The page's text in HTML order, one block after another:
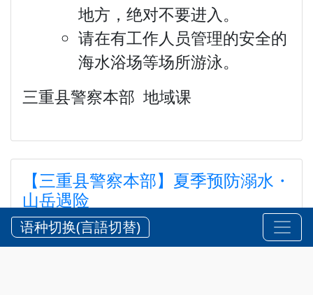
地方，绝对不要进入。
请在有工作人员管理的安全的
海水浴场等场所游泳。
三重县警察本部 地域课
【三重县警察本部】夏季预防溺水・
山岳遇险
【三重県警察本部】夏期における水難・山岳遭難の防
止
语种切换(言語切替)